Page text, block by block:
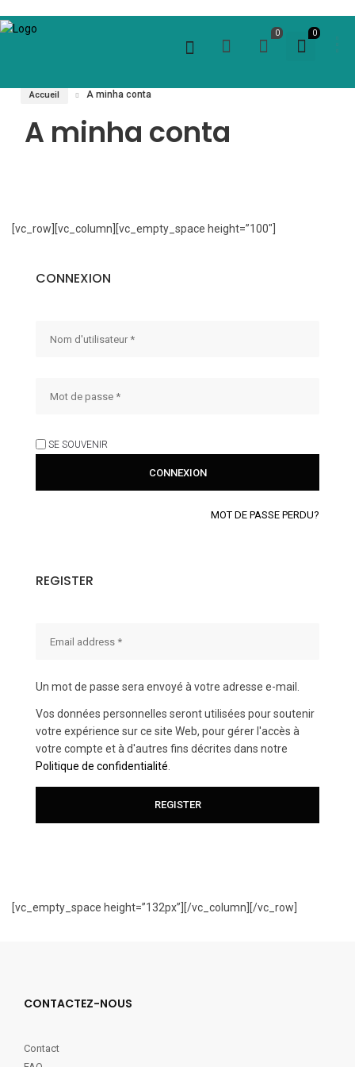
0
0
Accueil A minha conta
A minha conta
[vc_row][vc_column][vc_empty_space height=”100″]
CONNEXION
SE SOUVENIR
MOT DE PASSE PERDU?
REGISTER
Un mot de passe sera envoyé à votre adresse e-mail.
Vos données personnelles seront utilisées pour soutenir
votre expérience sur ce site Web, pour gérer l'accès à
votre compte et à d'autres fins décrites dans notre
Politique de confidentialité
[vc_empty_space height=”132px”][/vc_column][/vc_row]
CONTACTEZ-NOUS
Contact